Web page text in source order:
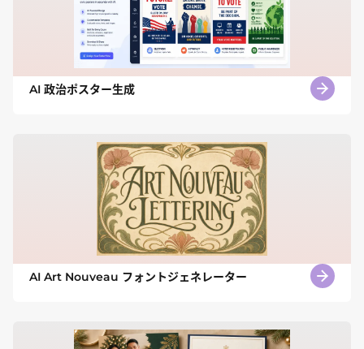
AI 政治ポスター生成
AI Art Nouveau フォントジェネレーター